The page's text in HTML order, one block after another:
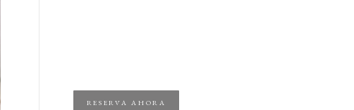
RESERVA AHORA